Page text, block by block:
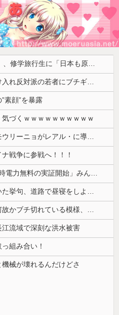
長崎の語り部お爺ちゃん（84）、修学旅行生に「日本も原爆を持たないと負ける」と言われびっくり！ 被団協代表（85）も中学生に「核を持たないで日本を守れますか」と問われ危機感
【悲報】ホリエモン、移民受け入れ反対派の若者にブチギレ「差別するなんて最低だ！」 → スタジオ誰も反論できず沈黙 ………
素顔”を暴露
気づくｗｗｗｗｗｗｗｗｗｗ
海外「選手の反発が楽しみ」モウリーニョがレアル・に導入した新ルール（海外の反応）
戦争に参戦へ！！！
【速報】新電力Looop「19-21時電力無料の実証開始」みんなこれにするじゃん、電力会社の勢力図が変わるか
【悲報】女さん、歩行者を轢いた挙句、道路で昼寝をしようとしてしまう
今年の防衛白書にメディアが何故かブチ切れている模様、躍起になって批判するも逆に有権者からは……
流域で深刻な洪水被害
組み合い！
機械が壊れるんだけどさ